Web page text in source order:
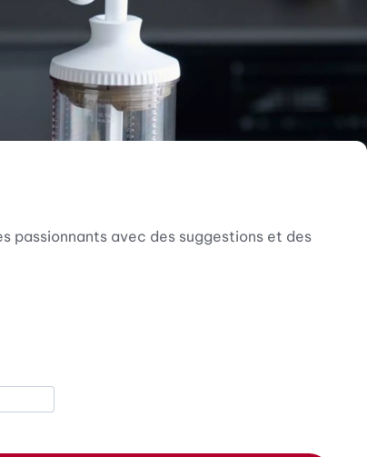
passionnants avec des suggestions et des